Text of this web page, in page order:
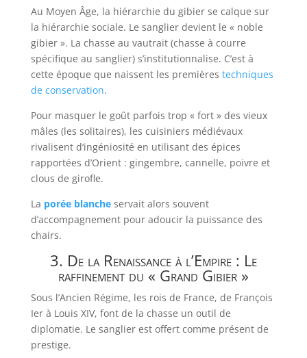
Au Moyen Âge, la hiérarchie du gibier se calque sur
la hiérarchie sociale. Le sanglier devient le « noble
gibier ». La chasse au vautrait (chasse à courre
spécifique au sanglier) s’institutionnalise. C’est à
cette époque que naissent les premières techniques
de conservation.
Pour masquer le goût parfois trop « fort » des vieux
mâles (les solitaires), les cuisiniers médiévaux
rivalisent d’ingéniosité en utilisant des épices
rapportées d’Orient : gingembre, cannelle, poivre et
clous de girofle.
La porée blancheservait alors souvent
d’accompagnement pour adoucir la puissance des
chairs.
3. De la Renaissance à l’Empire : Le
raffinement du « Grand Gibier »
Sous l’Ancien Régime, les rois de France, de François
Ier à Louis XIV, font de la chasse un outil de
diplomatie. Le sanglier est offert comme présent de
prestige.